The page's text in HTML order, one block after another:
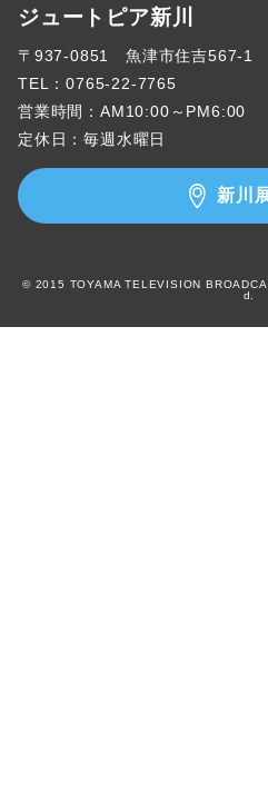
ジュートピア新川
〒937-0851 魚津市住吉567-1
TEL：0765-22-7765
営業時間：AM10:00～PM6:00
定休日：毎週水曜日
新川
© 2015 TOYAMA TELEVISION
d.